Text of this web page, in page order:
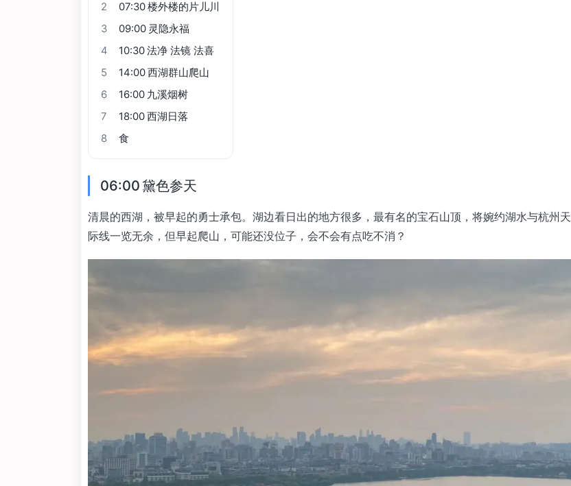
2
07:30 楼外楼的片儿川
3
09:00 灵隐永福
4
10:30 法净 法镜 法喜
5
14:00 西湖群山爬山
6
16:00 九溪烟树
7
18:00 西湖日落
8
食
06:00 黛色参天
清晨的西湖，被早起的勇士承包。湖边看日出的地方很多，最有名的宝石山顶，将婉约湖水与杭州天
际线一览无余，但早起爬山，可能还没位子，会不会有点吃不消？